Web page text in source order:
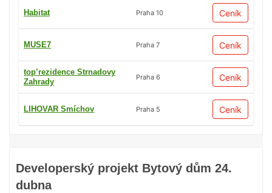
Developerský projekt Bytový dům 24.
dubna
Habitat Praha 10 Ceník
MUSE7 Praha 7 Ceník
top’rezidence Strnadovy
Zahrady
Praha 6 Ceník
LIHOVAR Smíchov Praha 5 Ceník